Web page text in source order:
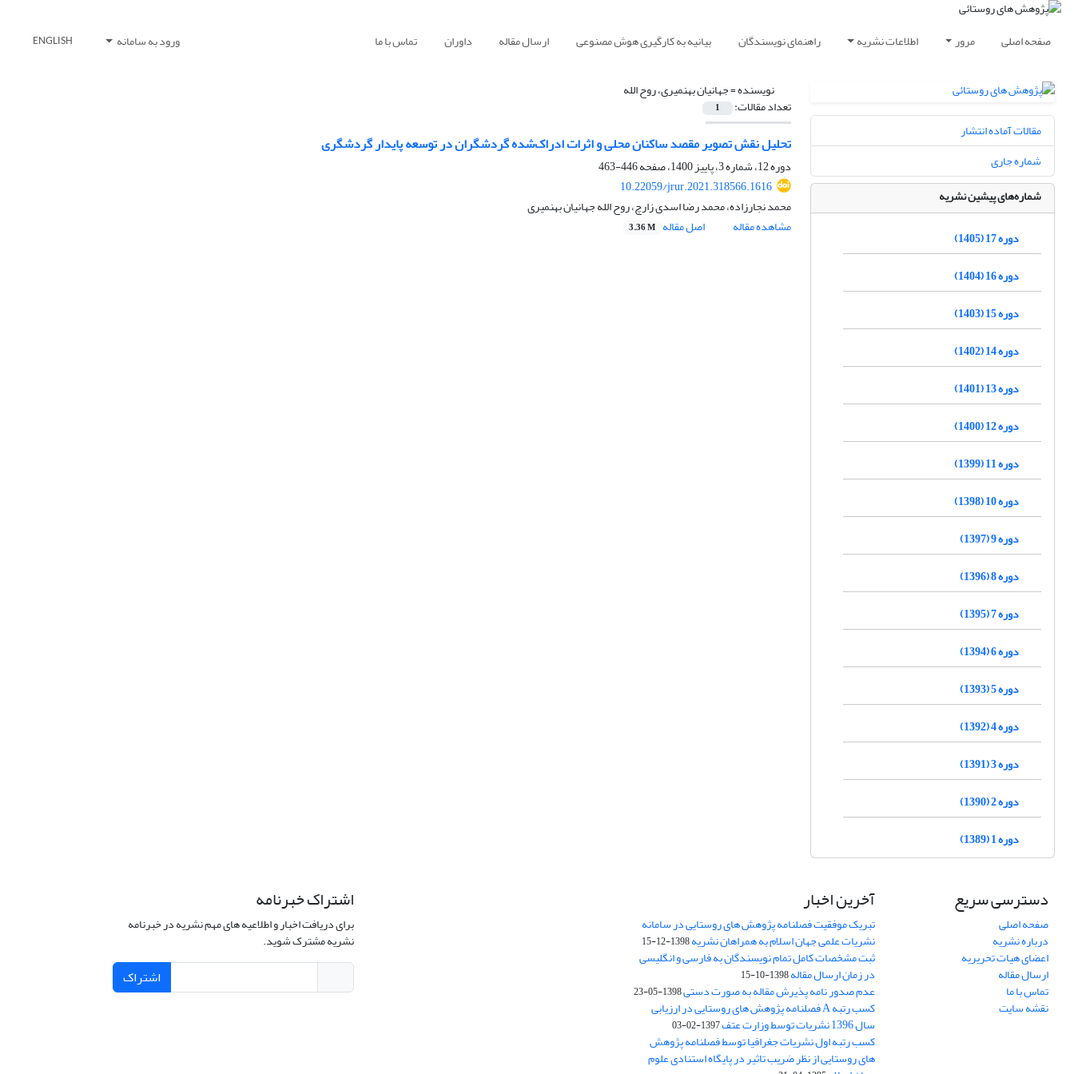
صفحه اصلی مرور اطلاعات نشریه راهنمای نویسندگان بیانیه به کارگیری هوش مصنوعی ارسال مقاله داوران تماس با ما ورود به سامانه ENGLISH
نویسنده =جهانیان بهنمیری، روح الله
تعداد مقالات: 1
تحلیل نقش تصویر مقصد ساکنان محلی و اثرات ادراک‌شده گردشگران در توسعه پایدار گردشگری
دوره 12، شماره 3، پاییز 1400، صفحه
446-463
10.22059/jrur.2021.318566.1616
محمد نجارزاده، محمد رضا اسدی زارچ، روح الله جهانیان بهنمیری
مشاهده مقاله
اصل مقاله 3.36 M
مقالات آماده انتشار
شماره جاری
شماره‌های پیشین نشریه
دوره 17 (1405)
دوره 16 (1404)
دوره 15 (1403)
دوره 14 (1402)
دوره 13 (1401)
دوره 12 (1400)
دوره 11 (1399)
دوره 10 (1398)
دوره 9 (1397)
دوره 8 (1396)
دوره 7 (1395)
دوره 6 (1394)
دوره 5 (1393)
دوره 4 (1392)
دوره 3 (1391)
دوره 2 (1390)
دوره 1 (1389)
دسترسی سریع
صفحه اصلی
درباره نشریه
اعضای هیات تحریریه
ارسال مقاله
تماس با ما
نقشه سایت
آخرین اخبار
تبریک موفقیت فصلنامه پژوهش های روستایی در سامانه
نشریات علمی جهان اسلام به همراهان نشریه1398-12-15
ثبت مشخصات کامل تمام نویسندگان به فارسی و انگلیسی
در زمان ارسال مقاله1398-10-15
عدم صدور نامه پذیرش مقاله به صورت دستی1398-05-23
کسب رتبه A فصلنامه پژوهش های روستایی در ارزیابی
سال 1396 نشریات توسط وزارت عتف 1397-02-03
کسب رتبه اول نشریات جغرافیا توسط فصلنامه پژوهش
های روستایی از نظر ضریب تاثیر در پایگاه استنادی علوم
اشتراک خبرنامه
برای دریافت اخبار و اطلاعیه های مهم نشریه در خبرنامه
نشریه مشترک شوید.
اشتراک